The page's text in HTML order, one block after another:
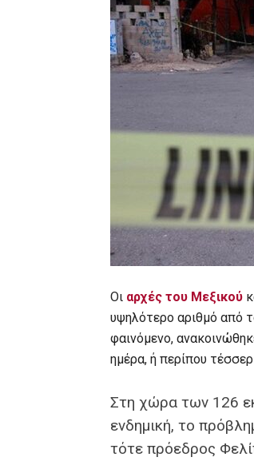
Οι αρχές του Μεξικού
υψηλότερο αριθμό από
φαινόμενο,
ημέρα, ή περίπου
Στη χώρα των 126
ενδημική, το
τότε πρόεδρος